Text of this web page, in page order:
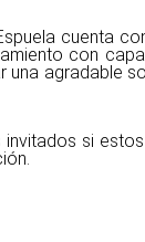
cuenta
con
una agradable
si